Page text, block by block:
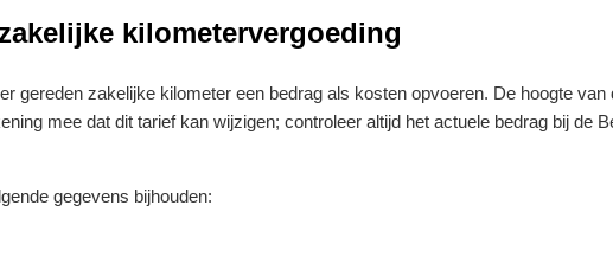
kilometervergoeding
gereden zakelijke kilometer een bedrag als kosten opvoeren. De hoogte van
mee dat dit tarief kan wijzigen; controleer altijd het actuele bedrag bij de
gegevens bijhouden: